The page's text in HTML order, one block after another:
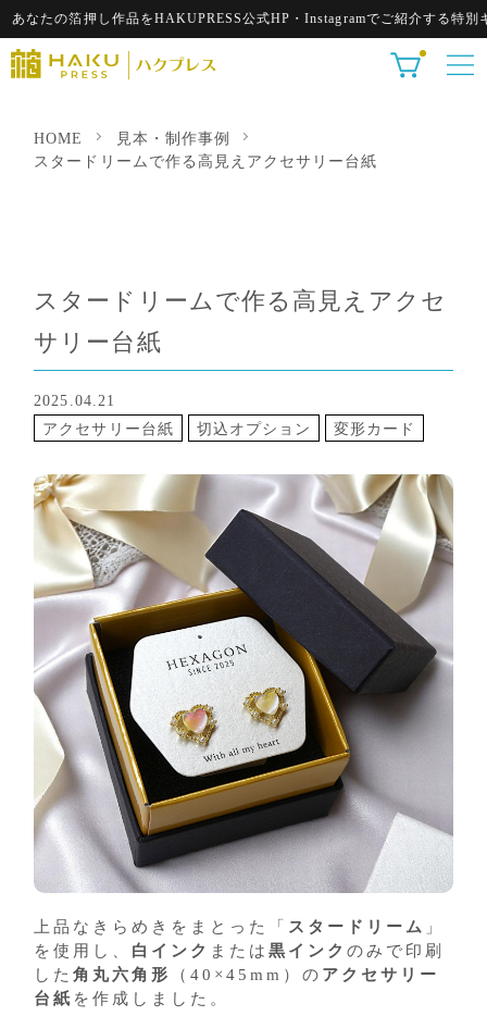
の箔押し作品をHAKUPRESS公式HP・Instagramでご紹介する特別キャン
HOME
見本・制作事例
スタードリームで作る高見えアクセサリー台紙
スタードリームで作る高見えアクセ
サリー台紙
2025.04.21
アクセサリー台紙
切込オプション
変形カード
上品なきらめきをまとった「 スタードリーム 」
を使用し、 白インク または黒インクのみで印刷
した角丸六角形 （40×45mm）の アクセサリー
台紙 を作成しました。